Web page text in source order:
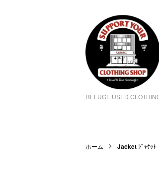
REFUGE USED
ホーム Jacketｼﾞｬｹｯﾄ